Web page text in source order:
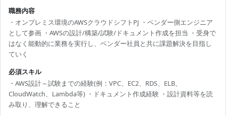
職務内容
・オンプレミス環境のAWSクラウドシフトPJ ・ベンダー側エンジニア
として参画 ・AWSの設計/構築/試験/ドキュメント作成を担当 ・受身で
はなく能動的に業務を実行し、ベンダー社員と共に課題解決を目指し
ていく
必須スキル
・AWS設計～試験までの経験(例：VPC、EC2、RDS、ELB、
CloudWatch、Lambda等) ・ドキュメント作成経験 ・設計資料等を読
み取り、理解できること